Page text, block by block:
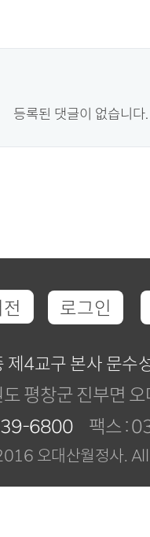
등록된 댓글이 없습니다.
로그인
제4교구 본사 문수
평창군 진부면
6800 팩스 :
오대산월정사.